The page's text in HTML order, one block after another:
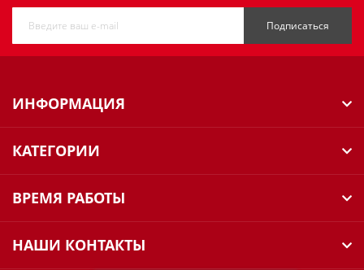
Подписаться
ИНФОРМАЦИЯ
КАТЕГОРИИ
ВРЕМЯ РАБОТЫ
НАШИ КОНТАКТЫ